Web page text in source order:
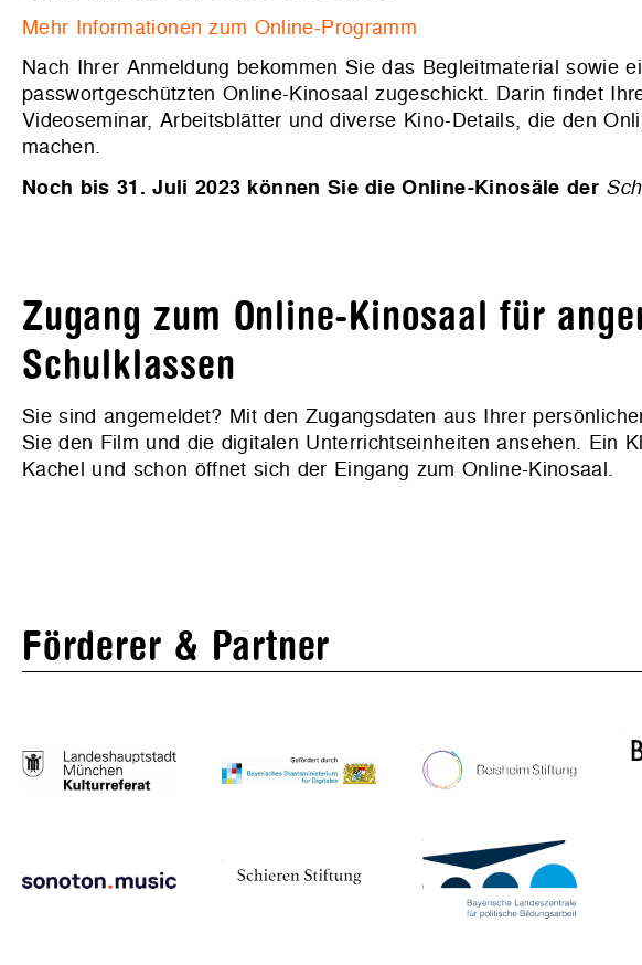
Mehr Informationen zum Online-Programm
Nach Ihrer Anmeldung bekommen Sie das Begleitmaterial sowie
passwortgeschützten Online-Kinosaal zugeschickt. Darin findet
Videoseminar, Arbeitsblätter und diverse Kino-Details, die den
machen.
Noch bis 31. Juli 2023 können Sie die Online-Kinosäle der
Zugang zum Online-Kinosaal für
Schulklassen
Sie sind angemeldet? Mit den Zugangsdaten aus Ihrer
Sie den Film und die digitalen Unterrichtseinheiten ansehen. Ein
Kachel und schon öffnet sich der Eingang zum Online-Kinosaal.
Förderer & Partner